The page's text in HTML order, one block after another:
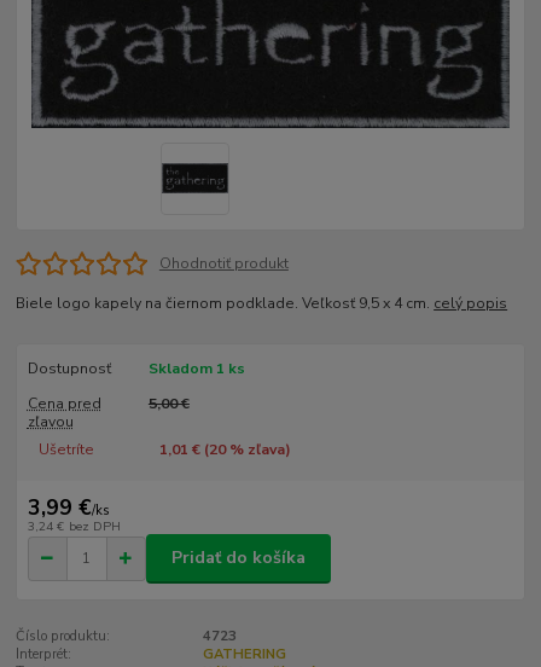
Ohodnotiť produkt
Biele logo kapely na čiernom podklade. Veľkosť 9,5 x 4 cm. celý popis
Dostupnosť
Skladom 1 ks
Cena pred
zľavou
5,00 €
Ušetríte 1,01 € (20% zľava)
3,99 €/ks
3,24 € bez DPH
Pridať do košíka
Číslo produktu:
4723
Interprét:
GATHERING